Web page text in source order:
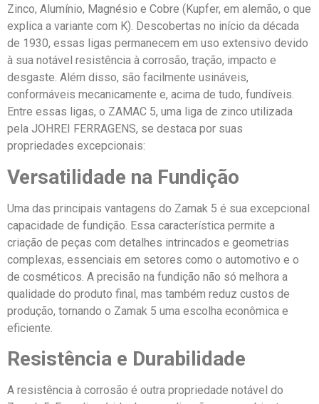
Zinco, Alumínio, Magnésio e Cobre (Kupfer, em alemão, o que
explica a variante com K). Descobertas no início da década
de 1930, essas ligas permanecem em uso extensivo devido
à sua notável resistência à corrosão, tração, impacto e
desgaste. Além disso, são facilmente usináveis,
conformáveis mecanicamente e, acima de tudo, fundíveis.
Entre essas ligas, o ZAMAC 5, uma liga de zinco utilizada
pela JOHREI FERRAGENS, se destaca por suas
propriedades excepcionais:
Versatilidade na Fundição
Uma das principais vantagens do Zamak 5 é sua excepcional
capacidade de fundição. Essa característica permite a
criação de peças com detalhes intrincados e geometrias
complexas, essenciais em setores como o automotivo e o
de cosméticos. A precisão na fundição não só melhora a
qualidade do produto final, mas também reduz custos de
produção, tornando o Zamak 5 uma escolha econômica e
eficiente.
Resistência e Durabilidade
A resistência à corrosão é outra propriedade notável do